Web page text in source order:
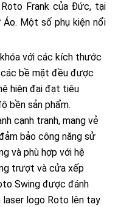
Frank của Đức, tại
Một số phụ kiện nổi
với các kích thước
bề mặt đều được
hiện đại đạt tiêu
bền sản phẩm.
cạnh tranh, mang vẻ
bảo công năng sử
và phù hợp với hệ
trượt và cửa xếp
Swing được đánh
laser logo Roto lên tay